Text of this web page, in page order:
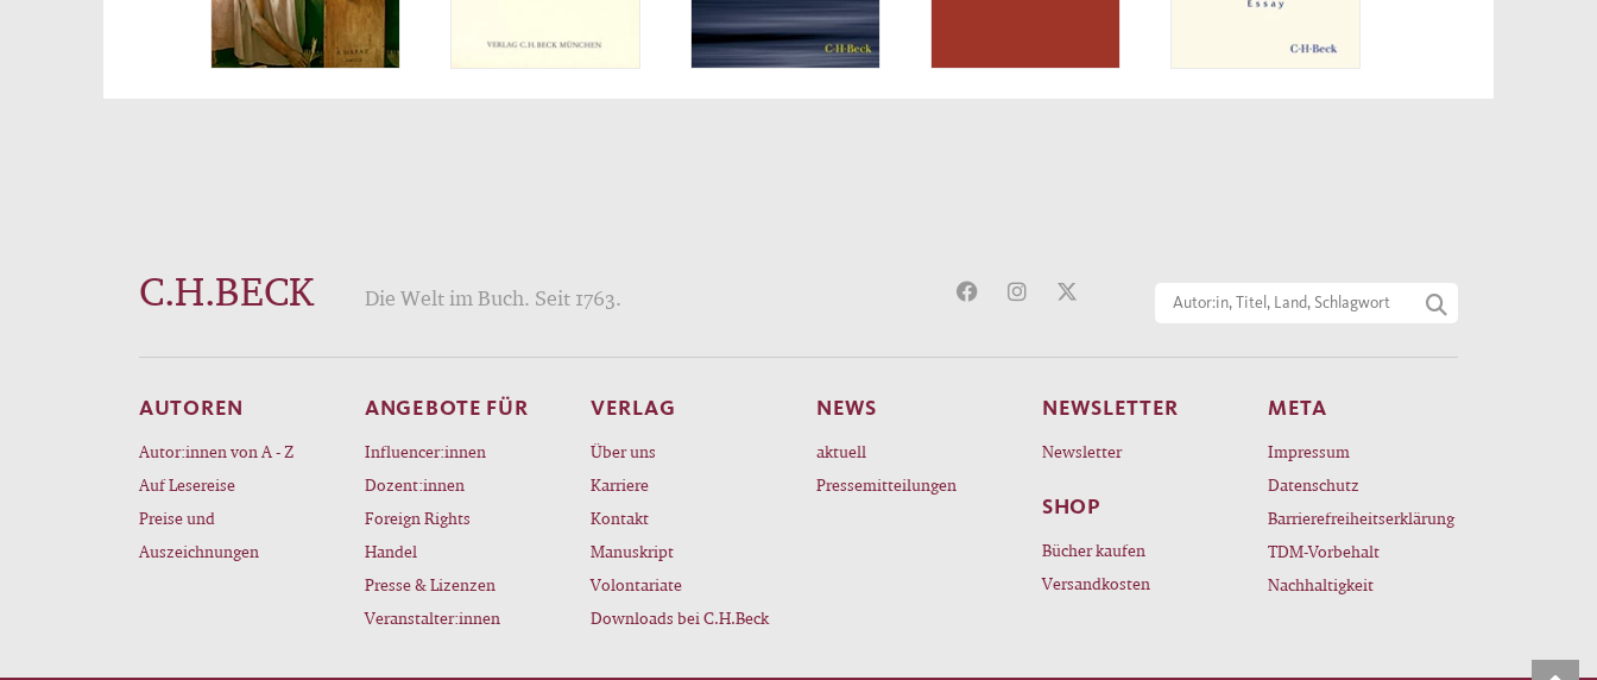
C.H.BECK Die Welt im Buch. Seit 1763.
AUTOREN
Autor:innen von A - Z
Auf Lesereise
Preise und
Auszeichnungen
ANGEBOTE FÜR
Influencer:innen
Dozent:innen
Foreign Rights
Handel
Presse & Lizenzen
Veranstalter:innen
VERLAG
Über uns
Karriere
Kontakt
Manuskript
Volontariate
Downloads bei C.H.Beck
NEWS
aktuell
Pressemitteilungen
NEWSLETTER
Newsletter
SHOP
Bücher kaufen
Versandkosten
META
Impressum
Datenschutz
Barrierefreiheitserklärung
TDM-Vorbehalt
Nachhaltigkeit